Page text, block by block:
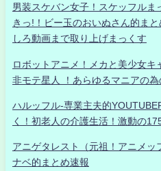
男装スケバン女子！スケッフルま
きっ!！ビー玉のおいぬさん的ま
しろ動画まで取り上げまっくす
ロボットアニメ！メカと美少女キ
非モテ星人 ！あらゆるマニアの為
ハルッフル-専業主夫的
く！初老人の介護生活！激動の
アニゲタレスト（元祖！アニメ
ナベ的まとめ速報